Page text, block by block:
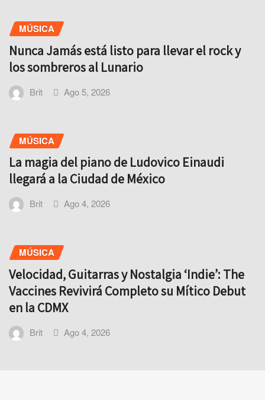
MÚSICA
Nunca Jamás está listo para llevar el rock y
los sombreros al Lunario
Brit Ago 5, 2026
MÚSICA
La magia del piano de Ludovico Einaudi
llegará a la Ciudad de México
Brit Ago 4, 2026
MÚSICA
Velocidad, Guitarras y Nostalgia ‘Indie’: The
Vaccines Revivirá Completo su Mítico Debut
en la CDMX
Brit Ago 4, 2026